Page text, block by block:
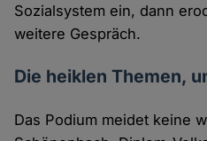
Sozialsystem ein, dann
weitere Gespräch.
Die heiklen Themen,
Das Podium meidet keine